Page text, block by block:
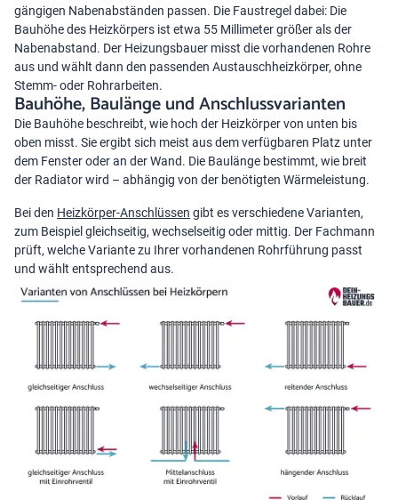
gängigen Nabenabständen passen. Die Faustregel dabei: Die
Bauhöhe des Heizkörpers ist etwa 55 Millimeter größer als der
Nabenabstand. Der Heizungsbauer misst die vorhandenen Rohre
aus und wählt dann den passenden Austauschheizkörper, ohne
Stemm- oder Rohrarbeiten.
Bauhöhe, Baulänge und Anschlussvarianten
Die Bauhöhe beschreibt, wie hoch der Heizkörper von unten bis
oben misst. Sie ergibt sich meist aus dem verfügbaren Platz unter
dem Fenster oder an der Wand. Die Baulänge bestimmt, wie breit
der Radiator wird – abhängig von der benötigten Wärmeleistung.
Bei den Heizkörper-Anschlüssen gibt es verschiedene Varianten,
zum Beispiel gleichseitig, wechselseitig oder mittig. Der Fachmann
prüft, welche Variante zu Ihrer vorhandenen Rohrführung passt
und wählt entsprechend aus.